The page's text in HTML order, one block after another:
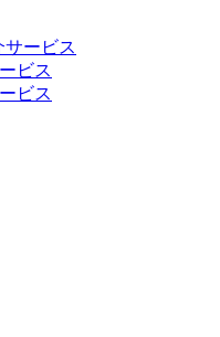
ービス
ビス
ビス